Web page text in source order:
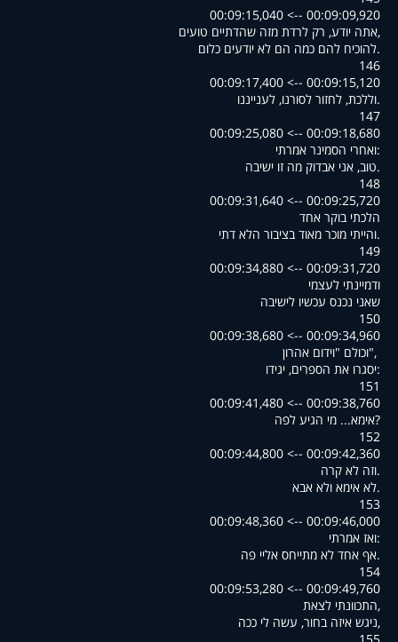
00:09:09,920 --> 00:09:15,040
,אתה יודע, רק לרדת מזה שהדתיים טועים
.להוכיח להם כמה הם לא יודעים כלום
146
00:09:15,120 --> 00:09:17,400
.וללכת, לחזור לסורנו, לענייננו
147
00:09:18,680 --> 00:09:25,080
:ואחרי הסמינר אמרתי
.טוב, אני אבדוק מה זו ישיבה
148
00:09:25,720 --> 00:09:31,640
הלכתי בוקר אחד
.והייתי מוכר מאוד בציבור הלא דתי
149
00:09:31,720 --> 00:09:34,880
ודמיינתי לעצמי
שאני נכנס עכשיו לישיבה
150
00:09:34,960 --> 00:09:38,680
,"וכולם "וידום אהרון
:יסגרו את הספרים, יגידו
151
00:09:38,760 --> 00:09:41,480
?אימא... מי הגיע לפה
152
00:09:42,360 --> 00:09:44,800
.וזה לא קרה
.לא אימא ולא אבא
153
00:09:46,000 --> 00:09:48,360
:ואז אמרתי
.אף אחד לא מתייחס אליי פה
154
00:09:49,760 --> 00:09:53,280
,התכוונתי לצאת
,ניגש איזה בחור, עשה לי ככה
155